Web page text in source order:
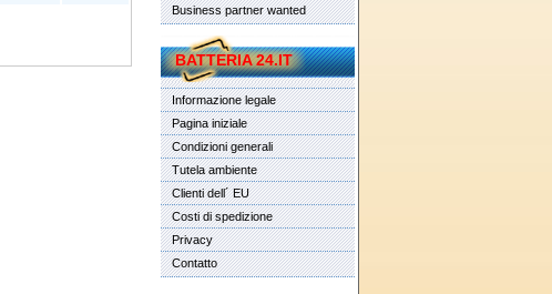
Business partner wanted
BATTERIA 24.IT
Informazione legale
Pagina iniziale
Condizioni generali
Tutela ambiente
Clienti dell´ EU
Costi di spedizione
Privacy
Contatto